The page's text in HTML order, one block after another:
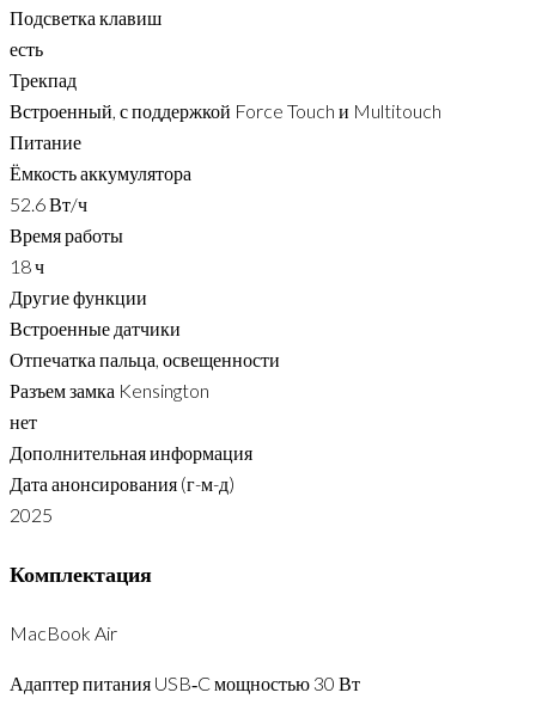
Подсветка клавиш
есть
Трекпад
Встроенный, с поддержкой Force Touch и Multitouch
Питание
Ёмкость аккумулятора
52.6 Вт/ч
Время работы
18 ч
Другие функции
Встроенные датчики
Отпечатка пальца, освещенности
Разъем замка Kensington
нет
Дополнительная информация
Дата анонсирования (г-м-д)
2025
Комплектация
MacBook Air
Адаптер питания USB‑C мощностью 30 Вт